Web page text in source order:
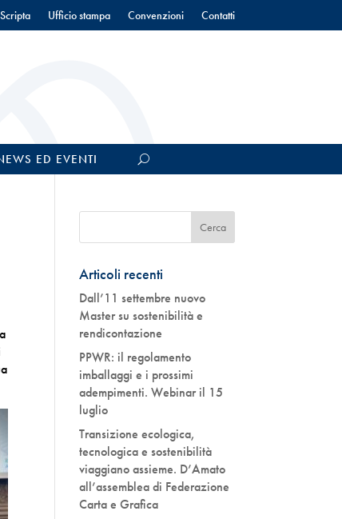
Ufficio stampa Convenzioni Contatti
ED EVENTI
Articoli recenti
Dall’11 settembre nuovo
Master su sostenibilità e
rendicontazione
PPWR: il regolamento
imballaggi e i prossimi
adempimenti. Webinar il 15
luglio
Transizione ecologica,
tecnologica e sostenibilità
viaggiano assieme. D’Amato
all’assemblea di Federazione
Carta e Grafica